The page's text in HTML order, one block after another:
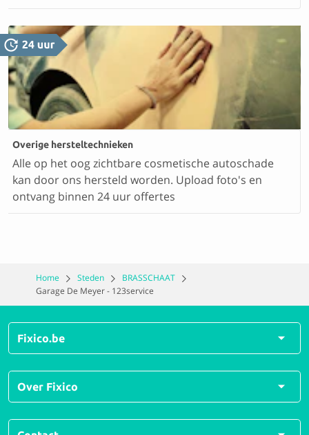
Overige hersteltechnieken
Alle op het oog zichtbare cosmetische autoschade
kan door ons hersteld worden. Upload foto's en
ontvang binnen 24 uur offertes
Home Steden
BRASSCHAAT
Garage De Meyer - 123service
Fixico.be
Alle herstellingen
Alle soorten schades
Veelgestelde vragen
Over Fixico
Over ons